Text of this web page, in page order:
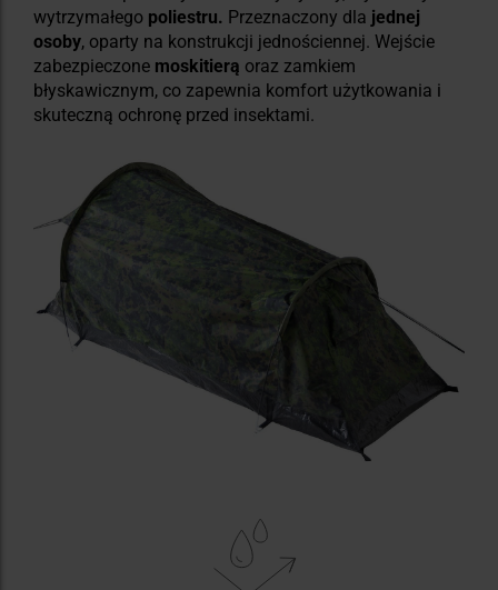
wytrzymałego poliestru. Przeznaczony dla jednej
osoby, oparty na konstrukcji jednościennej. Wejście
zabezpieczone moskitierą oraz zamkiem
błyskawicznym, co zapewnia komfort użytkowania i
skuteczną ochronę przed insektami.